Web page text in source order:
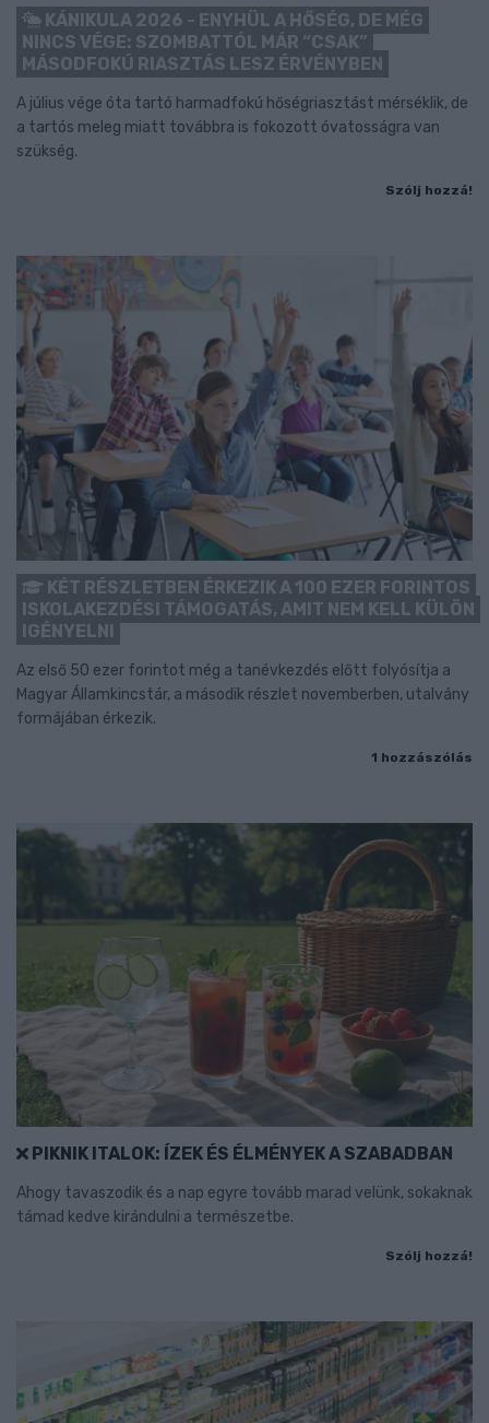
KÁNIKULA 2026 - ENYHÜL A HŐSÉG, DE MÉG
NINCS VÉGE: SZOMBATTÓL MÁR “CSAK”
MÁSODFOKÚ RIASZTÁS LESZ ÉRVÉNYBEN
A július vége óta tartó harmadfokú hőségriasztást mérséklik, de
a tartós meleg miatt továbbra is fokozott óvatosságra van
szükség.
Szólj hozzá!
KÉT RÉSZLETBEN ÉRKEZIK A 100 EZER FORINTOS
ISKOLAKEZDÉSI TÁMOGATÁS, AMIT NEM KELL KÜLÖN
IGÉNYELNI
Az első 50 ezer forintot még a tanévkezdés előtt folyósítja a
Magyar Államkincstár, a második részlet novemberben, utalvány
formájában érkezik.
1 hozzászólás
PIKNIK ITALOK: ÍZEK ÉS ÉLMÉNYEK A SZABADBAN
Ahogy tavaszodik és a nap egyre tovább marad velünk, sokaknak
támad kedve kirándulni a természetbe.
Szólj hozzá!